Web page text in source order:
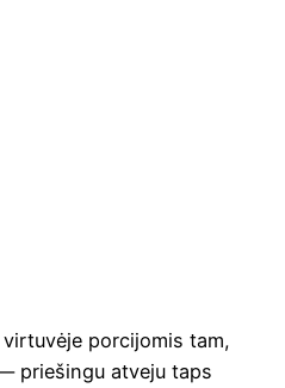
por­ci­jo­mis tam,
prie­šin­gu atve­ju taps